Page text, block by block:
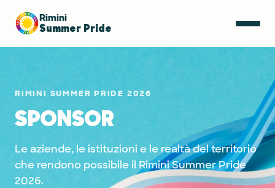
Rimini
Summer Pride
RIMINI SUMMER PRIDE 2026
SPONSOR
Le aziende, le istituzioni e le realtà del territorio
che rendono possibile il Rimini Summer Pride
2026.